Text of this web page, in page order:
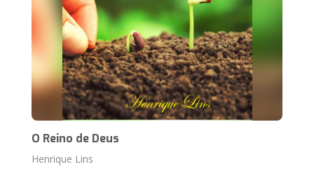
O Reino de Deus
Henrique Lins